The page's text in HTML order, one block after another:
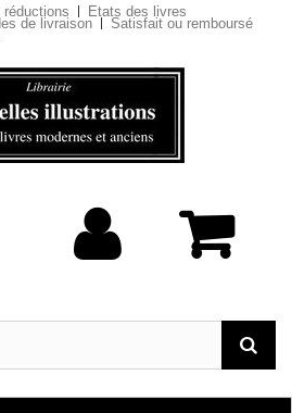
réductions Etats des livres
de livraison Satisfait ou remboursé